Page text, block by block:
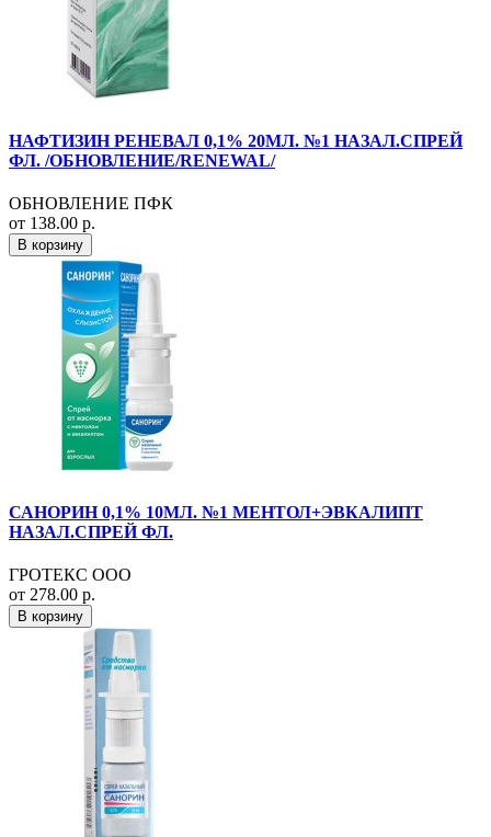
НАФТИЗИН РЕНЕВАЛ 0,1% 20МЛ. №1 НАЗАЛ.СПРЕЙ
ФЛ. /ОБНОВЛЕНИЕ/RENEWAL/
ОБНОВЛЕНИЕ ПФК
от 138.00 р.
В корзину
САНОРИН 0,1% 10МЛ. №1 МЕНТОЛ+ЭВКАЛИПТ
НАЗАЛ.СПРЕЙ ФЛ.
ГРОТЕКС ООО
от 278.00 р.
В корзину